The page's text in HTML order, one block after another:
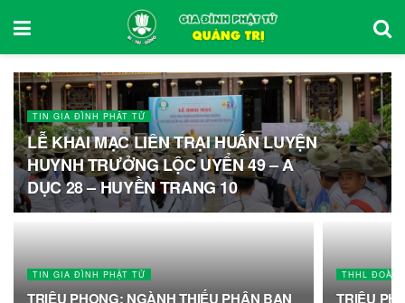
TIN GIA ĐÌNH PHẬT TỬ
LỄ KHAI MẠC LIÊN TRẠI HUẤN LUYỆN
HUYNH TRƯỞNG LỘC UYỂN 49 – A
DỤC 28 – HUYỀN TRANG 10
TIN GIA ĐÌNH PHẬT TỬ
TRIỆU PHONG: NGÀNH THIẾU PHÂN BAN
THHL ĐOÀN
TRIỆU